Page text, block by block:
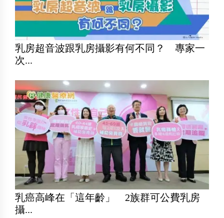
乳房超音波跟乳房攝影有何不同？ 專家一
次...
乳癌高峰在「這年齡」 2族群可公費乳房
攝...